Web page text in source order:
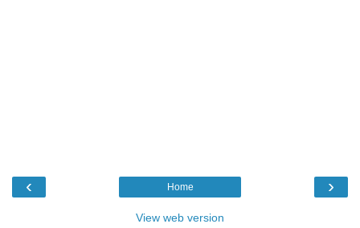
‹ ›
Home
View web version